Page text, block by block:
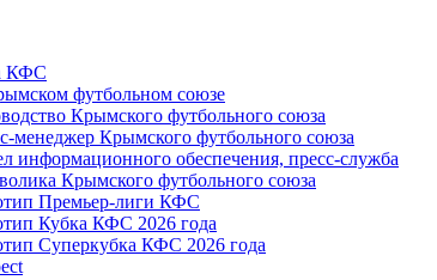
КФС
футбольном союзе
Крымского футбольного союза
менеджер Крымского футбольного союза
информационного обеспечения, пресс-служба
Крымского футбольного союза
Премьер-лиги КФС
Кубка КФС 2026 года
Суперкубка КФС 2026 года